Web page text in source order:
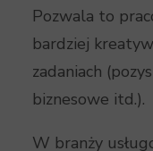
Pozwala to
bardziej
zadaniach
biznesowe itd.).
W branży